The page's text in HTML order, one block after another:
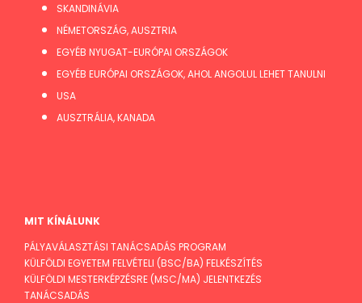
SKANDINÁVIA
NÉMETORSZÁG, AUSZTRIA
EGYÉB NYUGAT-EURÓPAI ORSZÁGOK
EGYÉB EURÓPAI ORSZÁGOK, AHOL ANGOLUL LEHET TANULNI
USA
AUSZTRÁLIA, KANADA
MIT KÍNÁLUNK
PÁLYAVÁLASZTÁSI TANÁCSADÁS PROGRAM
KÜLFÖLDI EGYETEM FELVÉTELI (BSC/BA) FELKÉSZÍTÉS
KÜLFÖLDI MESTERKÉPZÉSRE (MSC/MA) JELENTKEZÉS
TANÁCSADÁS